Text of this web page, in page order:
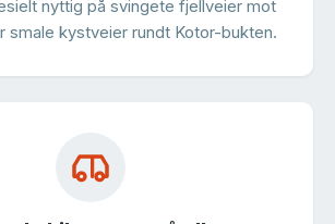
nyttig på svingete fjellveier mot
smale kystveier rundt Kotor-bukten.